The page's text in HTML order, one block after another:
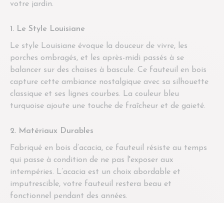
votre jardin.
1. Le Style Louisiane
Le style Louisiane évoque la douceur de vivre, les
porches ombragés, et les après-midi passés à se
balancer sur des chaises à bascule. Ce fauteuil en bois
capture cette ambiance nostalgique avec sa silhouette
classique et ses lignes courbes. La couleur bleu
turquoise ajoute une touche de fraîcheur et de gaieté.
2. Matériaux Durables
Fabriqué en bois d’acacia, ce fauteuil résiste au temps
qui passe à condition de ne pas l'exposer aux
intempéries. L’acacia est un choix abordable et
imputrescible, votre fauteuil restera beau et
fonctionnel pendant des années.